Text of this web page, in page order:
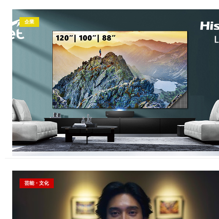
企業
芸能・文化